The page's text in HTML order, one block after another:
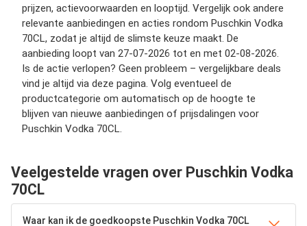
prijzen, actievoorwaarden en looptijd. Vergelijk ook andere
relevante aanbiedingen en acties rondom Puschkin Vodka
70CL, zodat je altijd de slimste keuze maakt. De
aanbieding loopt van 27-07-2026 tot en met 02-08-2026.
Is de actie verlopen? Geen probleem – vergelijkbare deals
vind je altijd via deze pagina. Volg eventueel de
productcategorie om automatisch op de hoogte te
blijven van nieuwe aanbiedingen of prijsdalingen voor
Puschkin Vodka 70CL.
Veelgestelde vragen over Puschkin Vodka
70CL
Waar kan ik de goedkoopste Puschkin Vodka 70CL